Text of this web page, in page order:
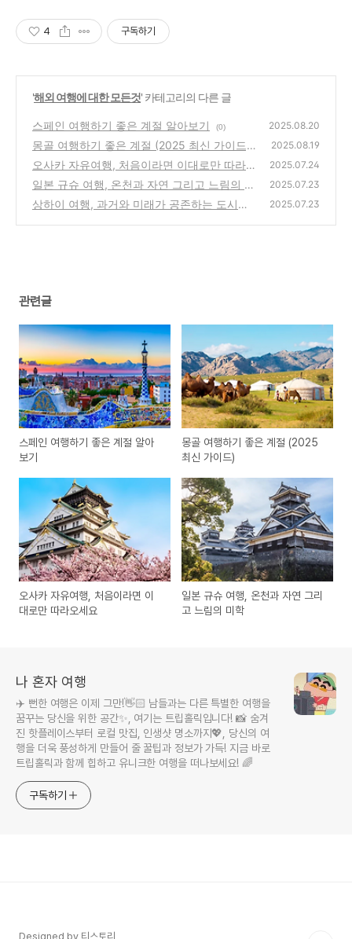
4 구독하기
'해외 여행에 대한 모든것' 카테고리의 다른 글
스페인 여행하기 좋은 계절 알아보기 (0) 2025.08.20
몽골 여행하기 좋은 계절 (2025 최신 가이드)
(1)
2025.08.19
오사카 자유여행, 처음이라면 이대로만 따라오
세요
(2)
2025.07.24
일본 규슈 여행, 온천과 자연 그리고 느림의 미
학
(3)
2025.07.23
상하이 여행, 과거와 미래가 공존하는 도시를
2025.07.23
관련글
스페인 여행하기 좋은 계절 알아
보기
몽골 여행하기 좋은 계절 (2025
최신 가이드)
오사카 자유여행, 처음이라면 이
대로만 따라오세요
일본 규슈 여행, 온천과 자연 그리
고 느림의 미학
나 혼자 여행
✈️ 뻔한 여행은 이제 그만!👋🏻 남들과는 다른 특별한 여행을
꿈꾸는 당신을 위한 공간✨, 여기는 트립홀릭입니다! 📸 숨겨
진 핫플레이스부터 로컬 맛집, 인생샷 명소까지💖, 당신의 여
행을 더욱 풍성하게 만들어 줄 꿀팁과 정보가 가득! 지금 바로
트립홀릭과 함께 힙하고 유니크한 여행을 떠나보세요! 🌈
구독하기
Designed by 티스토리